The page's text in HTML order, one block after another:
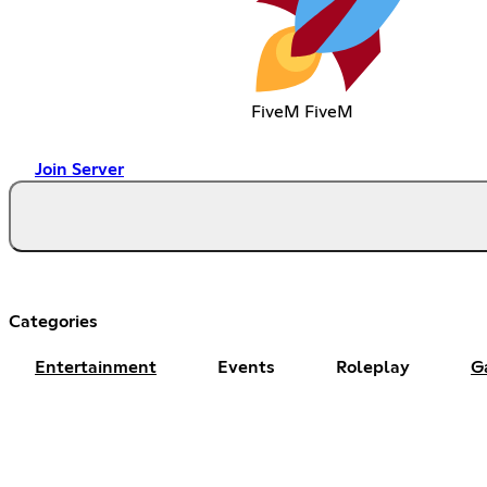
FiveM FiveM
Join Server
Categories
Entertainment Events Roleplay